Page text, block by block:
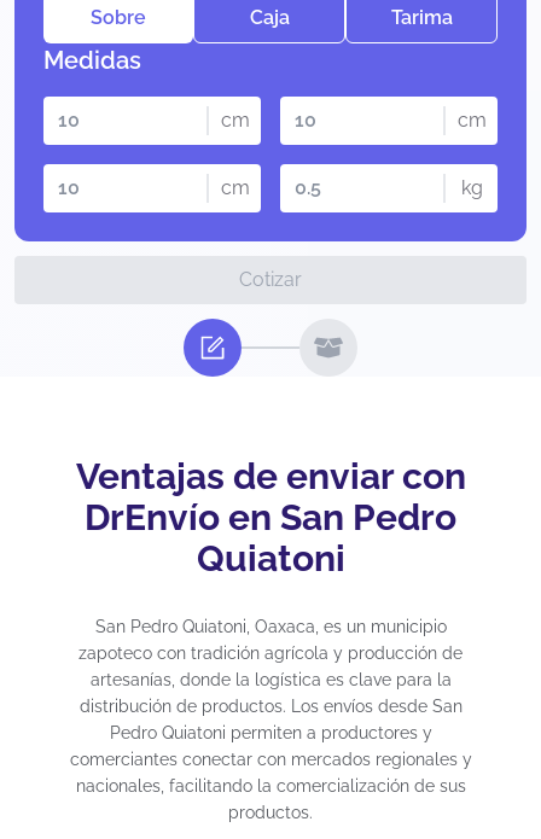
Sobre Caja Tarima
Medidas
cm cm
cm kg
Cotizar
Ventajas de enviar con
DrEnvío en San Pedro
Quiatoni
San Pedro Quiatoni, Oaxaca, es un municipio
zapoteco con tradición agrícola y producción de
artesanías, donde la logística es clave para la
distribución de productos. Los envíos desde San
Pedro Quiatoni permiten a productores y
comerciantes conectar con mercados regionales y
nacionales, facilitando la comercialización de sus
productos.